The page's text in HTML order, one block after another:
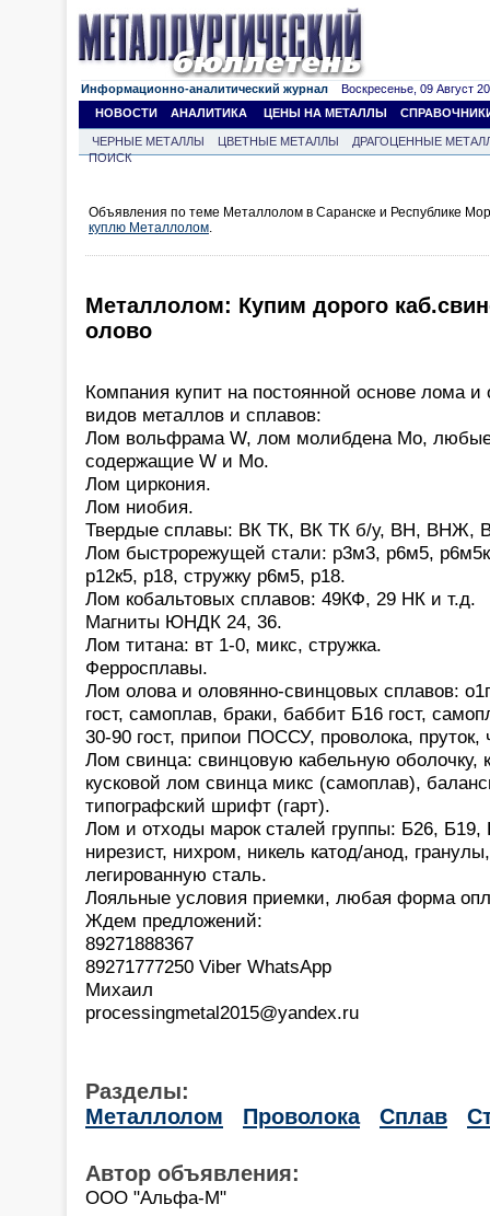
Информационно-аналитический журнал Воскресенье, 09 Август
НОВОСТИ
АНАЛИТИКА ЦЕНЫ НА МЕТАЛЛЫ
ЧЕРНЫЕ МЕТАЛЛЫ ЦВЕТНЫЕ МЕТАЛЛЫ
ДРАГОЦЕННЫЕ
ПОИСК
Объявления по теме Металлолом в Саранске и Республике
куплю Металлолом.
Металлолом: Купим дорого
олово
Компания купит на постоянной основе лома
видов металлов и сплавов:
Лом вольфрама W, лом молибдена Mo,
содержащие W и Mo.
Лом циркония.
Лом ниобия.
Твердые сплавы: ВК ТК, ВК ТК б/у, ВН,
Лом быстрорежущей стали: р3м3, р6м5,
р12к5, р18, стружку р6м5, р18.
Лом кобальтовых сплавов: 49КФ, 29 НК и т.д.
Магниты ЮНДК 24, 36.
Лом титана: вт 1-0, микс, стружка.
Ферросплавы.
Лом олова и оловянно-свинцовых сплавов:
гост, самоплав, браки, баббит Б16 гост,
30-90 гост, припои ПОССУ, проволока,
Лом свинца: свинцовую кабельную оболочку,
кусковой лом свинца микс (самоплав),
типографский шрифт (гарт).
Лом и отходы марок сталей группы: Б26,
нирезист, нихром, никель катод/анод,
легированную сталь.
Лояльные условия приемки, любая форма
Ждем предложений:
89271888367
89271777250 Viber WhatsApp
Михаил
processingmetal2015@yandex.ru
Разделы:
Металлолом
Проволока Сплав
Автор объявления:
ООО "Альфа-М"